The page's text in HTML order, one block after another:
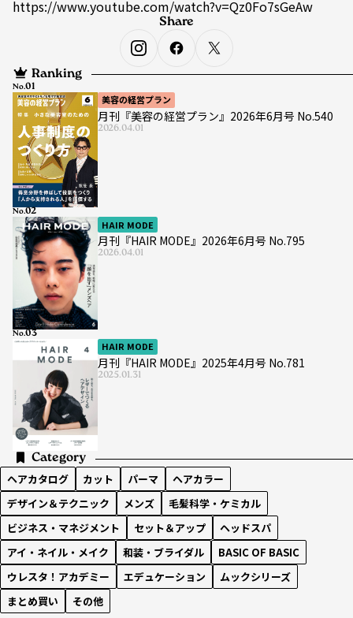
https://www.youtube.com/watch?v=Qz0Fo7sGeAw
Ranking
美容の経営プラン
月刊『美容の経営プラン』2026年6月号 No.540
2026.04.01
No.
HAIR MODE
月刊『HAIR MODE』2026年6月号 No.795
2026.04.01
No.
HAIR MODE
月刊『HAIR MODE』2025年4月号 No.781
2025.01.31
No.
Category
ヘアカタログ カット パーマ
ヘアカラー
デザイン＆テクニック
メンズ
毛髪科学・ケミカル
ビジネス・マネジメント
セット＆アップ
ヘッドスパ
アイ・ネイル・メイク
和装・ブライダル
BASIC OF BASIC
ウレスタ！アカデミー
エデュケーション
ムックシリーズ
まとめ買い
その他
Share